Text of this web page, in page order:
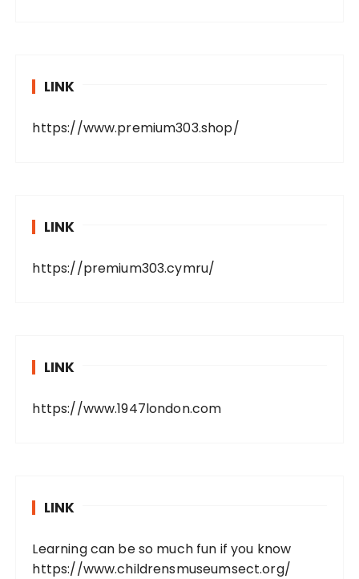
LINK
https://www.premium303.shop/
LINK
https://premium303.cymru/
LINK
https://www.1947london.com
LINK
Learning can be so much fun if you know
https://www.childrensmuseumsect.org/